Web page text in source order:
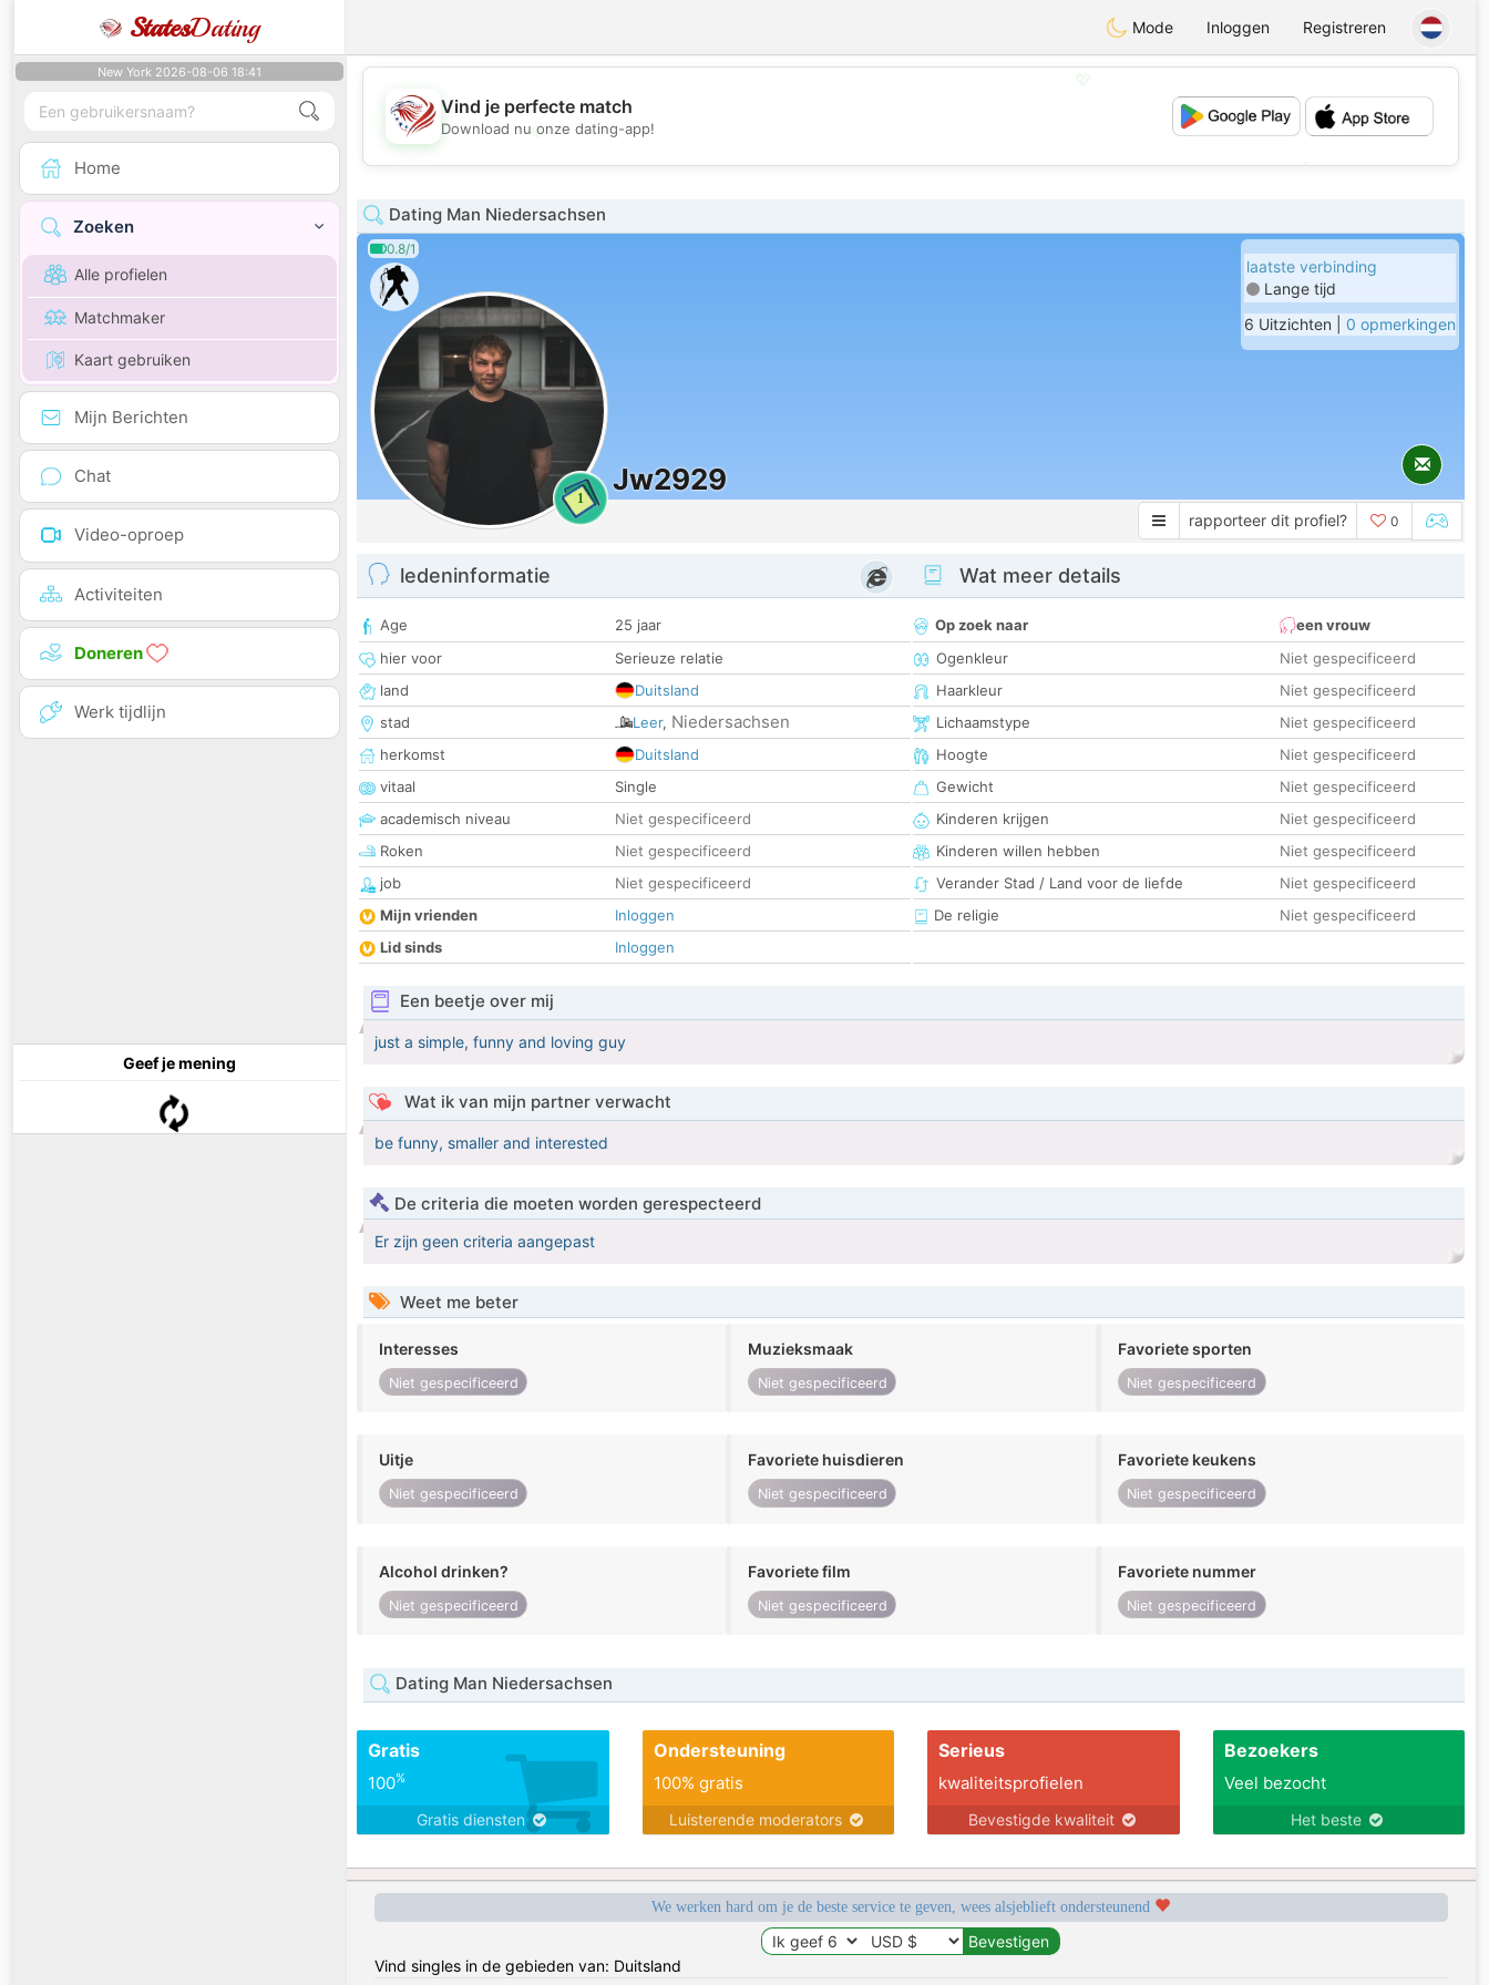
StatesDating Mode Inloggen Registreren
New York 2026-08-06 18:41
Home
Zoeken
Alle profielen
Matchmaker
Kaart gebruiken
Mijn Berichten
Chat
Video-oproep
Activiteiten
Doneren
Werk tijdlijn
Geef je mening
💖
💕
Vind je perfecte match
Download nu onze dating-app!
Dating Man Niedersachsen
0.8/1
1
Jw2929
laatste verbinding
Lange tijd
6 Uitzichten | 0 opmerkingen
rapporteer dit profiel? 0
ledeninformatie
Age
25 jaar
hier voor
Serieuze relatie
land
Duitsland
stad
Leer, Niedersachsen
herkomst
Duitsland
vitaal
Single
academisch niveau
Niet gespecificeerd
Roken
Niet gespecificeerd
job
Niet gespecificeerd
Mijn vrienden
Inloggen
Lid sinds
Inloggen
Wat meer details
Op zoek naar
een vrouw
Ogenkleur
Niet gespecificeerd
Haarkleur
Niet gespecificeerd
Lichaamstype
Niet gespecificeerd
Hoogte
Niet gespecificeerd
Gewicht
Niet gespecificeerd
Kinderen krijgen
Niet gespecificeerd
Kinderen willen hebben
Niet gespecificeerd
Verander Stad / Land voor de liefde
Niet gespecificeerd
De religie
Niet gespecificeerd
Een beetje over mij
just a simple, funny and loving guy
Wat ik van mijn partner verwacht
be funny, smaller and interested
De criteria die moeten worden gerespecteerd
Er zijn geen criteria aangepast
Weet me beter
Interesses
Niet gespecificeerd
Muzieksmaak
Niet gespecificeerd
Favoriete sporten
Niet gespecificeerd
Uitje
Niet gespecificeerd
Favoriete huisdieren
Niet gespecificeerd
Favoriete keukens
Niet gespecificeerd
Alcohol drinken?
Niet gespecificeerd
Favoriete film
Niet gespecificeerd
Favoriete nummer
Niet gespecificeerd
Dating Man Niedersachsen
Gratis
100%
Gratis diensten
Ondersteuning
100% gratis
Luisterende moderators
Serieus
kwaliteitsprofielen
Bevestigde kwaliteit
Bezoekers
Veel bezocht
Het beste
We werken hard om je de beste service te geven, wees alsjeblieft ondersteunend
Vind singles in de gebieden van: Duitsland